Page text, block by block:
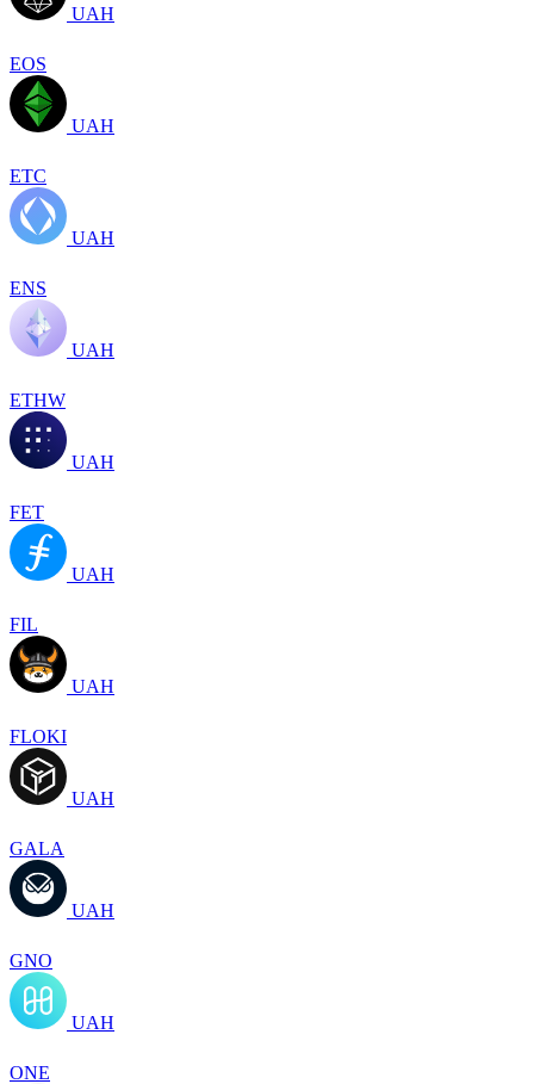
UAH
EOS
UAH
ETC
UAH
ENS
UAH
ETHW
UAH
FET
UAH
FIL
UAH
FLOKI
UAH
GALA
UAH
GNO
UAH
ONE